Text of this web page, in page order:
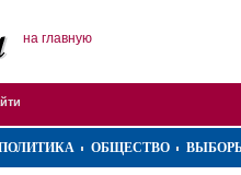
на главную
ОБЩЕСТВО